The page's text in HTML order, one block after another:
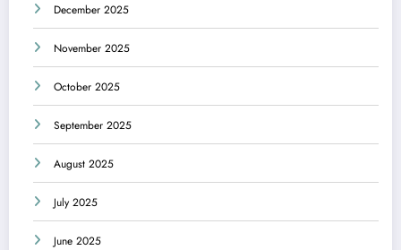
December 2025
November 2025
October 2025
September 2025
August 2025
July 2025
June 2025